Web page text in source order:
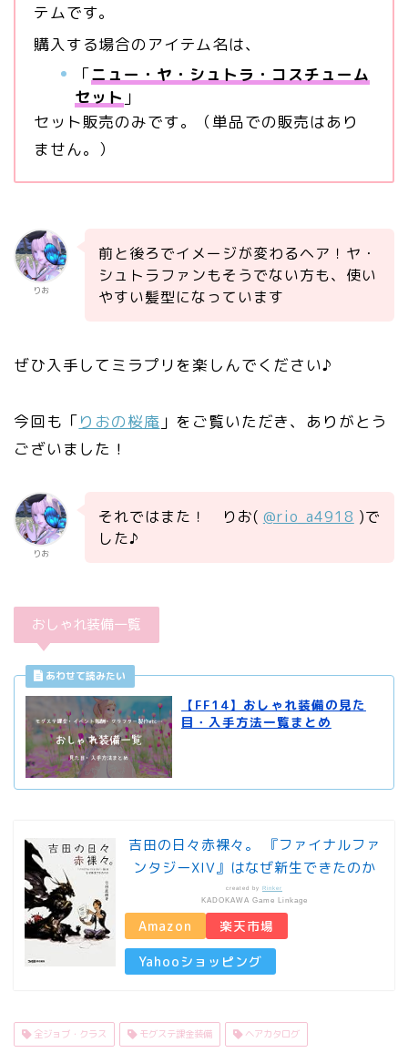
テムです。
購入する場合のアイテム名は、
「ニュー・ヤ・シュトラ・コスチューム
セット 」
セット販売のみです。（単品での販売はあり
ません。）
りお
前と後ろでイメージが変わるヘア！ヤ・
シュトラファンもそうでない方も、使い
やすい髪型になっています
ぜひ入手してミラプリを楽しんでください♪
今回も「りおの桜庵 」をご覧いただき、ありがとう
ございました！
りお
それではまた！ りお( @rio_a4918 )で
した♪
おしゃれ装備一覧
【FF14】おしゃれ装備の見た
目・入手方法一覧まとめ
吉田の日々赤裸々。 『ファイナルファ
ンタジーXIV』はなぜ新生できたのか
created by Rinker
KADOKAWA Game Linkage
Amazon 楽天市場
Yahooショッピング
全ジョブ・クラス モグステ課金装備 ヘアカタログ